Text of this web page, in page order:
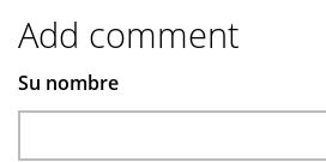
Add comment
Su nombre